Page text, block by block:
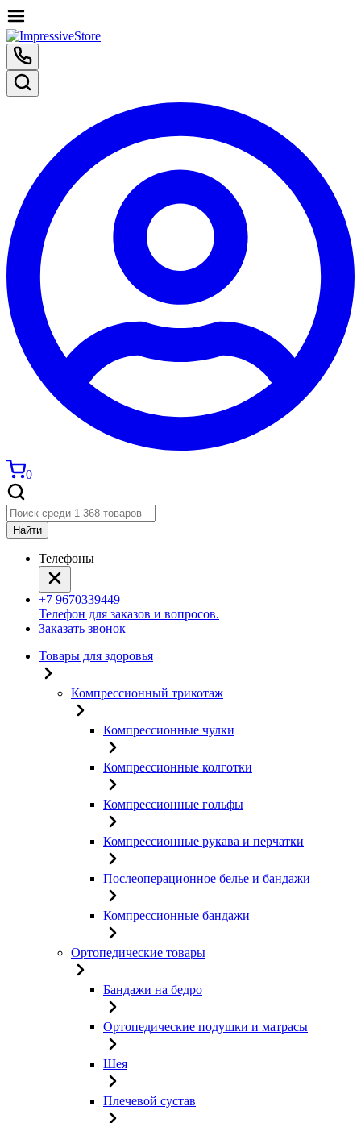
0
Найти
Телефоны
+7 9670339449
Телефон для заказов и вопросов.
Заказать звонок
Товары для здоровья
Компрессионный трикотаж
Компрессионные чулки
Компрессионные колготки
Компрессионные гольфы
Компрессионные рукава и перчатки
Послеоперационное белье и бандажи
Компрессионные бандажи
Ортопедические товары
Бандажи на бедро
Ортопедические подушки и матрасы
Шея
Плечевой сустав